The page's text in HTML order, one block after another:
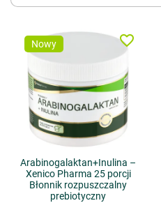
Nowy
Arabinogalaktan+Inulina –
Xenico Pharma 25 porcji
Błonnik rozpuszczalny
prebiotyczny
favorite_border